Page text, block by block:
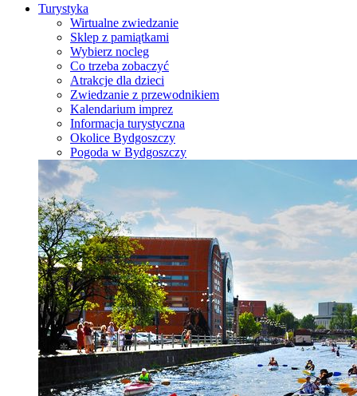
Turystyka
Wirtualne zwiedzanie
Sklep z pamiątkami
Wybierz nocleg
Co trzeba zobaczyć
Atrakcje dla dzieci
Zwiedzanie z przewodnikiem
Kalendarium imprez
Informacja turystyczna
Okolice Bydgoszczy
Pogoda w Bydgoszczy